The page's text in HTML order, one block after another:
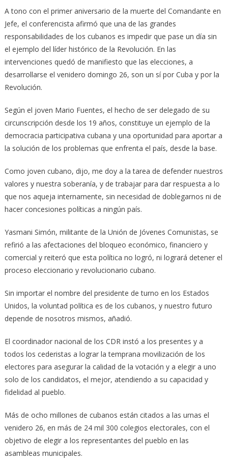
A tono con el primer aniversario de la muerte del Comandante en
Jefe, el conferencista afirmó que una de las grandes
responsabilidades de los cubanos es impedir que pase un día sin
el ejemplo del líder histórico de la Revolución. En las
intervenciones quedó de manifiesto que las elecciones, a
desarrollarse el venidero domingo 26, son un sí por Cuba y por la
Revolución.
Según el joven Mario Fuentes, el hecho de ser delegado de su
circunscripción desde los 19 años, constituye un ejemplo de la
democracia participativa cubana y una oportunidad para aportar a
la solución de los problemas que enfrenta el país, desde la base.
Como joven cubano, dijo, me doy a la tarea de defender nuestros
valores y nuestra soberanía, y de trabajar para dar respuesta a lo
que nos aqueja internamente, sin necesidad de doblegarnos ni de
hacer concesiones políticas a ningún país.
Yasmani Simón, militante de la Unión de Jóvenes Comunistas, se
refirió a las afectaciones del bloqueo económico, financiero y
comercial y reiteró que esta política no logró, ni logrará detener el
proceso eleccionario y revolucionario cubano.
Sin importar el nombre del presidente de turno en los Estados
Unidos, la voluntad política es de los cubanos, y nuestro futuro
depende de nosotros mismos, añadió.
El coordinador nacional de los CDR instó a los presentes y a
todos los cederistas a lograr la temprana movilización de los
electores para asegurar la calidad de la votación y a elegir a uno
solo de los candidatos, el mejor, atendiendo a su capacidad y
fidelidad al pueblo.
Más de ocho millones de cubanos están citados a las urnas el
venidero 26, en más de 24 mil 300 colegios electorales, con el
objetivo de elegir a los representantes del pueblo en las
asambleas municipales.